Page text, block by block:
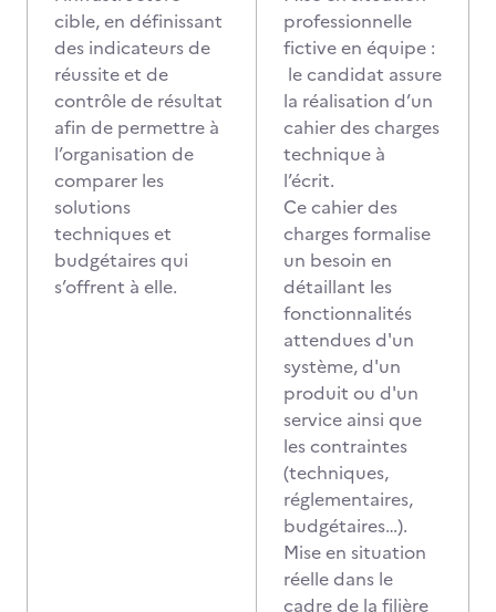
cible, en définissant
des indicateurs de
réussite et de
contrôle de résultat
afin de permettre à
l’organisation de
comparer les
solutions
techniques et
budgétaires qui
s’offrent à elle.
professionnelle
fictive en équipe :
le candidat assure
la réalisation d’un
cahier des charges
technique à
l’écrit.
Ce cahier des
charges formalise
un besoin en
détaillant les
fonctionnalités
attendues d'un
système, d'un
produit ou d'un
service ainsi que
les contraintes
(techniques,
réglementaires,
budgétaires…).
Mise en situation
réelle dans le
cadre de la filière